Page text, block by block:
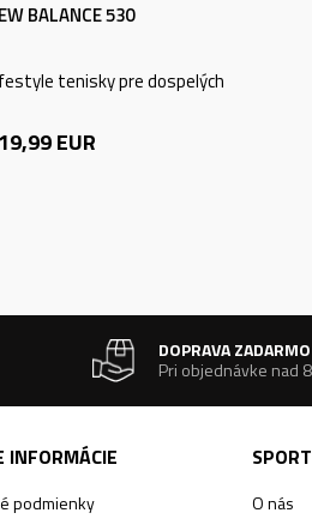
BALANCE 530
tenisky pre dospelých
EUR
DOPRAVA ZADARMO
Pri objednávke nad
INFORMÁCIE
podmienky O nás